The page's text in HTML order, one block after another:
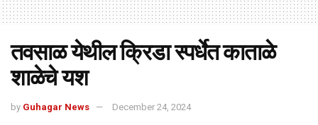
तवसाळ येथील क्रिडा स्पर्धेत काताळे
शाळेचे यश
by Guhagar News December 24, 2024